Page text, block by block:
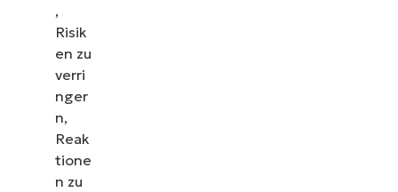
,
Risik
en zu
verri
nger
n,
Reak
tione
n zu